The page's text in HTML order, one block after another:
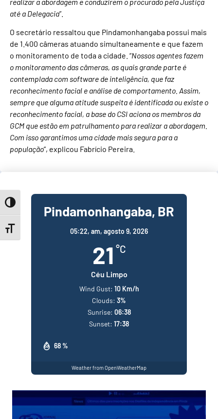
Toggle High Contrast
Toggle Font size
até a Delegacia”.
O secretário ressaltou que Pindamonhangaba possui mais
de 1.400 câmeras atuando simultaneamente e que fazem
o monitoramento de toda a cidade. “Nossos agentes fazem
o monitoramento das câmeras, as quais grande parte é
contemplada com software de inteligência, que faz
reconhecimento facial e análise de comportamento. Assim,
sempre que alguma atitude suspeita é identificada ou existe o
reconhecimento facial, a base do CSI aciona os membros da
GCM que estão em patrulhamento para realizar a abordagem.
Com isso garantimos uma cidade mais segura para a
população”, explicou Fabrício Pereira.
Pindamonhangaba, BR
05:22, am, agosto 9, 2026
21 °C
Céu Limpo
68 %
Wind Gust: 10 Km/h
Clouds: 3%
Sunrise: 06:38
Sunset: 17:38
Weather from OpenWeatherMap